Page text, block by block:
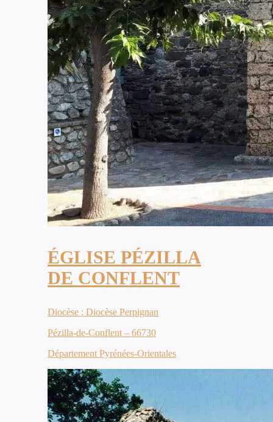
ÉGLISE PÉZILLA
DE CONFLENT
Diocèse : Diocèse Perpignan
Pézilla-de-Conflent – 66730
Département Pyrénées-Orientales